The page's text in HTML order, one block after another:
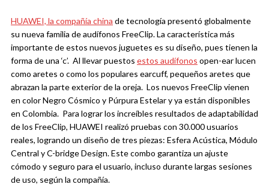
HUAWEI, la compañía china de tecnología presentó globalmente
su nueva familia de audífonos FreeClip. La característica más
importante de estos nuevos juguetes es su diseño, pues tienen la
forma de una ‘c’. Al llevar puestos estos audífonos open-ear lucen
como aretes o como los populares earcuff, pequeños aretes que
abrazan la parte exterior de la oreja. Los nuevos FreeClip vienen
en color Negro Cósmico y Púrpura Estelar y ya están disponibles
en Colombia. Para lograr los increíbles resultados de adaptabilidad
de los FreeClip, HUAWEI realizó pruebas con 30.000 usuarios
reales, logrando un diseño de tres piezas: Esfera Acústica, Módulo
Central y C-bridge Design. Este combo garantiza un ajuste
cómodo y seguro para el usuario, incluso durante largas sesiones
de uso, según la compañía.